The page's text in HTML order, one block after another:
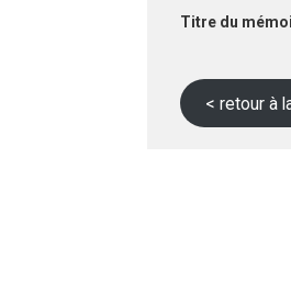
Titre du
< retour à